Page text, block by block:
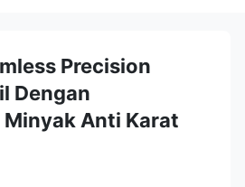
Precision
Dengan
Anti Karat